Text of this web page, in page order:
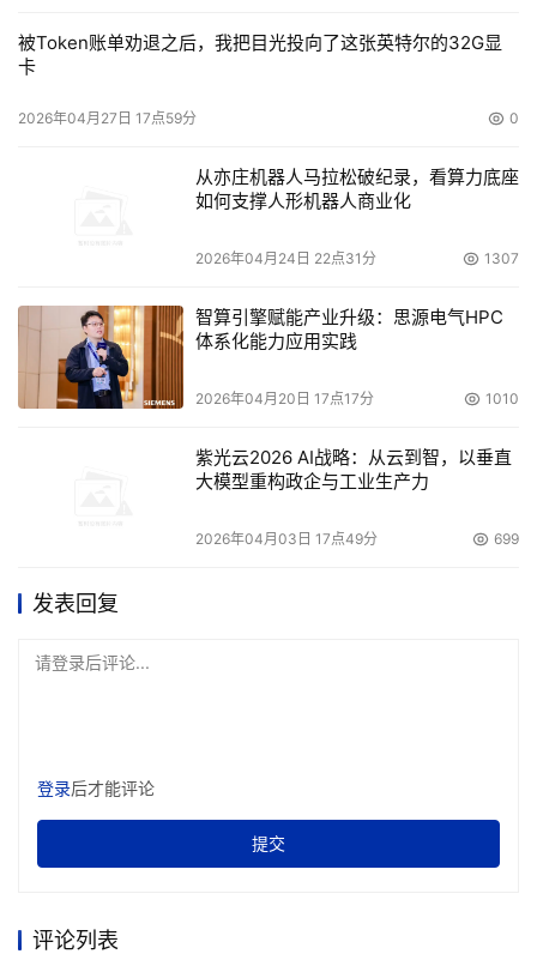
见，套句老格的那句“只有偏执狂才能生存”，或许这样执著
IP SAN会给他们带来更多的好运和市场机会。
现场搭建的题为“构建和谐存储环境”的现场演示环境，这也
是国内唯一独立于厂商背景的互操作性演示，展示多厂家协
作下的解决方案，为观众提供直观的技术环境，将技术产品
与解决方案有机结合，为与会者提供身临其境的直观感受。
对于这一点来说，无论是厂商还是主办方，需要明了的是，
用户需要的是实实在在的本土化的解决方案，而这些则需要
对本土化 IT 环境的充分了解和配套。
的努力，对存储业的贡献卓著。而作为SNIA全球地域机构
合厂商推动存储本土化方面的动作一直不为业界所认同，想
几家会员厂商所做的活动。
喧嚣的SNW/2005 CHINA 圆满结束，留给我们更多的
同一舞台，对中国存储有何示范意义？笔者认为，对于这样
户展示全球最新存储技术的同时，更应该突出本土化，扎根
品，或者把已经发布过的产品又来一次所谓的新品发布。
被Token账单劝退之后，我把目光投向了这张英特尔的32G显
卡
2026年04月27日 17点59分 0
从亦庄机器人马拉松破纪录，看算力底座
如何支撑人形机器人商业化
2026年04月24日 22点31分 1307
智算引擎赋能产业升级：思源电气HPC
体系化能力应用实践
2026年04月20日 17点17分 1010
紫光云2026 AI战略：从云到智，以垂直
大模型重构政企与工业生产力
2026年04月03日 17点49分 699
发表回复
请登录后评论...
登录后才能评论
提交
评论列表